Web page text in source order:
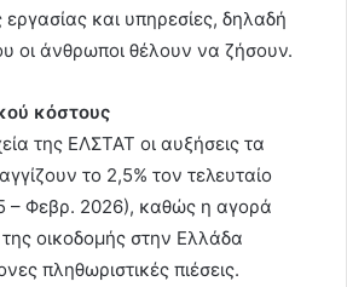
εργασίας και υπηρεσίες, δηλαδή
οι άνθρωποι θέλουν να ζήσουν.
κόστους
της ΕΛΣΤΑΤ οι αυξήσεις τα
το 2,5% τον τελευταίο
– Φεβρ. 2026), καθώς η αγορά
οικοδομής στην Ελλάδα
πληθωριστικές πιέσεις.